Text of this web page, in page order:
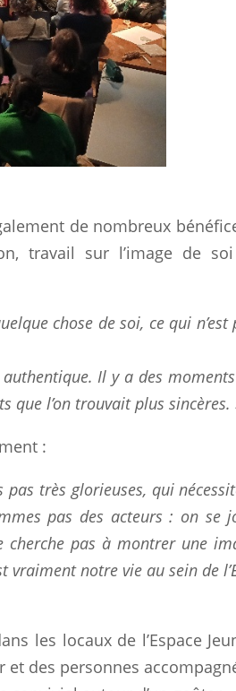
de nombreux
travail sur l’image de
chose de soi, ce qui n’est
Il y a des
que l’on trouvait plus sincères.
:
très glorieuses, qui
pas des acteurs : on se
pas à montrer une
notre vie au sein de
les locaux de l’Espace
et des personnes